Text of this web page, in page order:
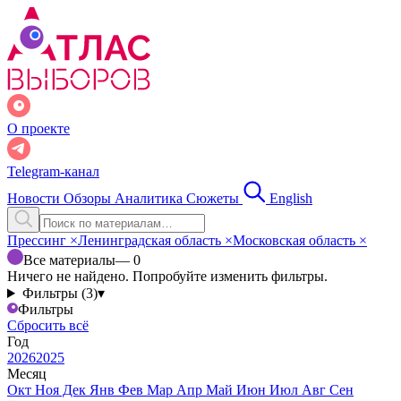
О проекте
Telegram-канал
Новости Обзоры Аналитика Сюжеты English
Прессинг ×Ленинградская область ×Московская область ×
Все материалы— 0
Ничего не найдено. Попробуйте изменить фильтры.
Фильтры (3)▾
Фильтры
Сбросить всё
Год
20262025
Месяц
Окт Ноя Дек Янв Фев Мар Апр Май Июн Июл Авг Сен